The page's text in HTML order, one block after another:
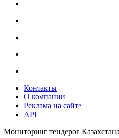
Контакты
О компании
Реклама на сайте
API
Мониторинг тендеров